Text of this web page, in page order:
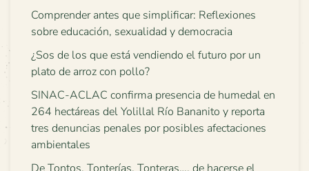
Comprender antes que simplificar: Reflexiones
sobre educación, sexualidad y democracia
¿Sos de los que está vendiendo el futuro por un
plato de arroz con pollo?
SINAC-ACLAC confirma presencia de humedal en
264 hectáreas del Yolillal Río Bananito y reporta
tres denuncias penales por posibles afectaciones
ambientales